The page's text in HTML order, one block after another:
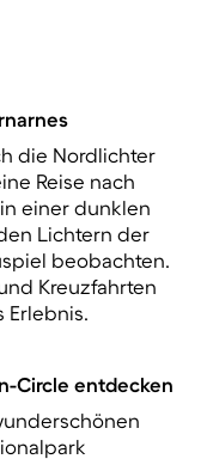
die Nordlichter
Reise nach
einer dunklen
Lichtern der
beobachten.
Kreuzfahrten
Erlebnis.
Circle entdecken